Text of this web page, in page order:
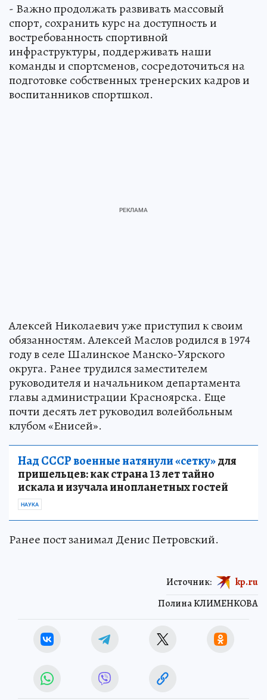
- Важно продолжать развивать массовый
спорт, сохранить курс на доступность и
востребованность спортивной
инфраструктуры, поддерживать наши
команды и спортсменов, сосредоточиться на
подготовке собственных тренерских кадров и
воспитанников спортшкол.
Алексей Николаевич уже приступил к своим
обязанностям. Алексей Маслов родился в 1974
году в селе Шалинское Манско-Уярского
округа. Ранее трудился заместителем
руководителя и начальником департамента
главы администрации Красноярска. Еще
почти десять лет руководил волейбольным
клубом «Енисей».
Над СССР военные натянули «сетку»для
пришельцев: как страна 13 лет тайно
искала и изучала инопланетных гостей
НАУКА
Ранее пост занимал Денис Петровский.
Полина КЛИМЕНКОВА
Источник: kp.ru